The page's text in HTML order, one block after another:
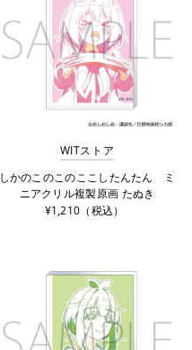
WITストア
しかのこのこのここしたんたん ミ
ニアクリル複製原画 たぬき
¥1,210（税込）